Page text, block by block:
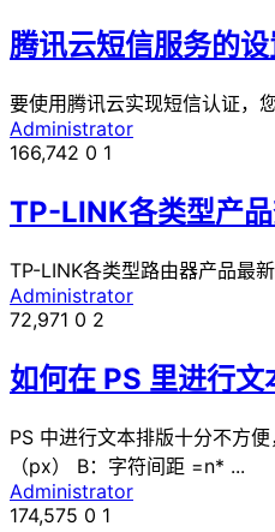
腾讯云短信服务的
要使用腾讯云实现短信认证，
Administrator
166,742 0 1
TP-LINK各类型产
TP-LINK各类型路由器产品最
Administrator
72,971 0 2
如何在 PS 里进行文
PS 中进行文本排版十分不方
（px） B：字符间距 =n* ...
Administrator
174,575 0 1